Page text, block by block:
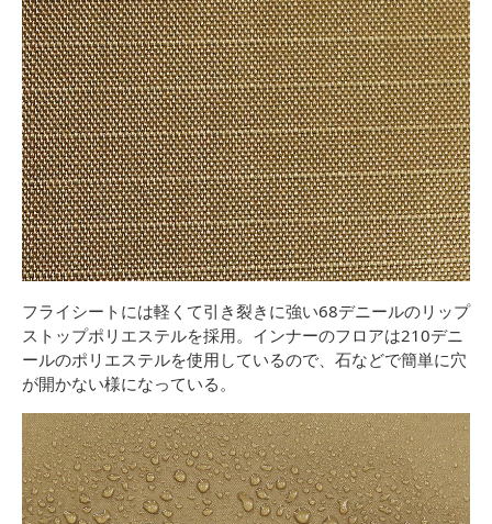
フライシートには軽くて引き裂きに強い68デニールのリップ
ストップポリエステルを採用。インナーのフロアは210デニ
ールのポリエステルを使用しているので、石などで簡単に穴
が開かない様になっている。